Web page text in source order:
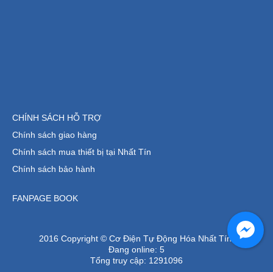
CHÍNH SÁCH HỖ TRỢ
Chính sách giao hàng
Chính sách mua thiết bị tại Nhất Tín
Chính sách bảo hành
FANPAGE BOOK
2016 Copyright © Cơ Điện Tự Động Hóa Nhất Tín.
Đang online: 5
Tổng truy cập: 1291096